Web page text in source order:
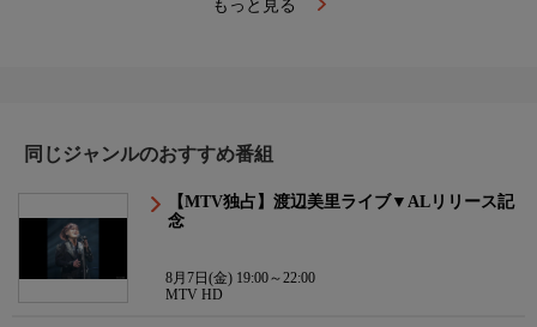
もっと見る
同じジャンルのおすすめ番組
【MTV独占】渡辺美里ライブ▼ALリリース記
念
8月7日(金) 19:00～22:00
MTV HD